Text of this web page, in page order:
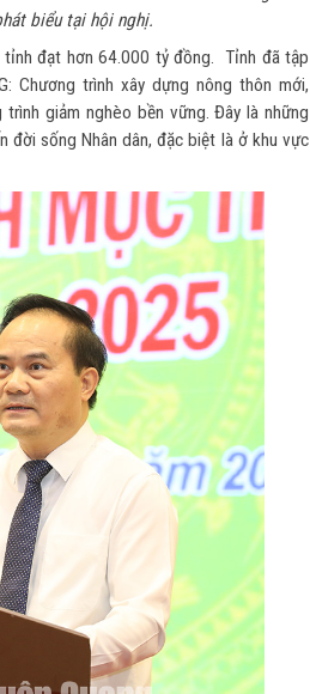
biểu tại hội nghị.
tỉnh đạt hơn 64.000 tỷ đồng. Tỉnh đã tập
Chương trình xây dựng nông thôn mới,
giảm nghèo bền vững. Đây là những
đời sống Nhân dân, đặc biệt là ở khu vực